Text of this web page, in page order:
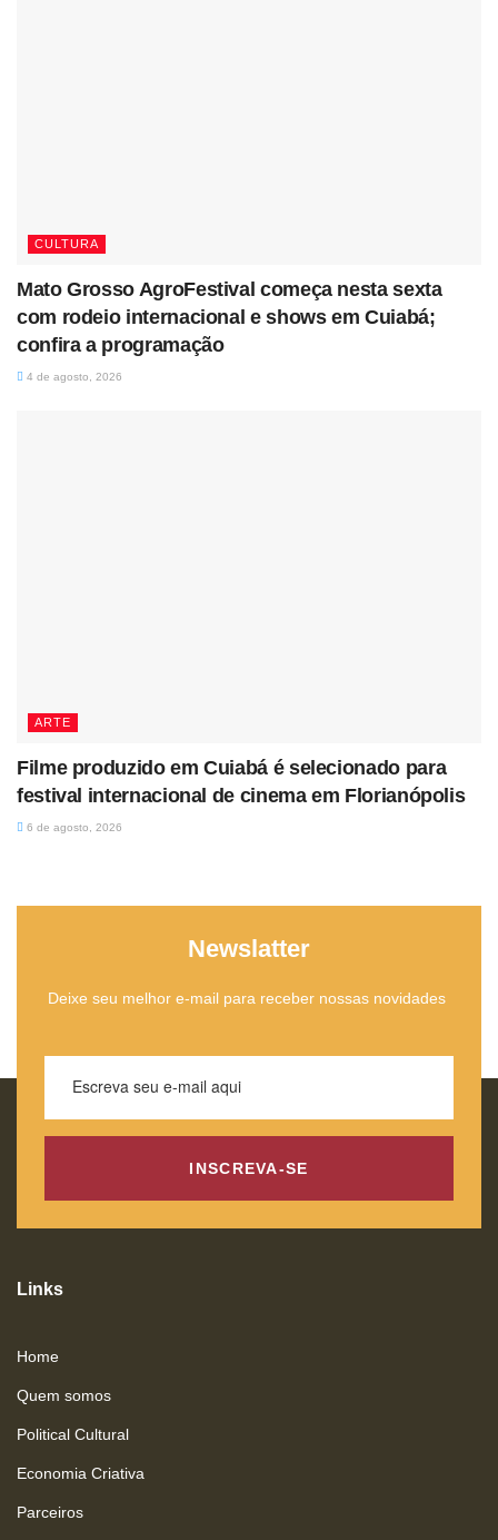
CULTURA
Mato Grosso AgroFestival começa nesta sexta
com rodeio internacional e shows em Cuiabá;
confira a programação
4 de agosto, 2026
ARTE
Filme produzido em Cuiabá é selecionado para
festival internacional de cinema em Florianópolis
6 de agosto, 2026
Newslatter
Deixe seu melhor e-mail para receber nossas novidades
INSCREVA-SE
Links
Home
Quem somos
Political Cultural
Economia Criativa
Parceiros